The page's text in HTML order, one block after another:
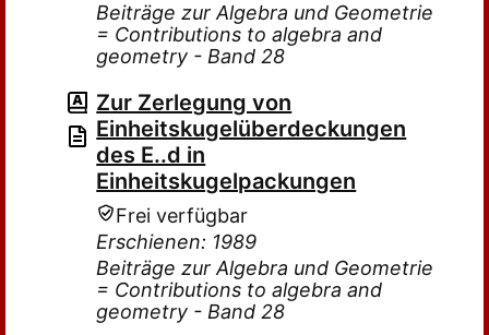
Beiträge zur Algebra und Geometrie
= Contributions to algebra and
geometry - Band 28
Zur Zerlegung von
Einheitskugelüberdeckungen
des E..d in
Einheitskugelpackungen
Frei verfügbar
Erschienen: 1989
Beiträge zur Algebra und Geometrie
= Contributions to algebra and
geometry - Band 28